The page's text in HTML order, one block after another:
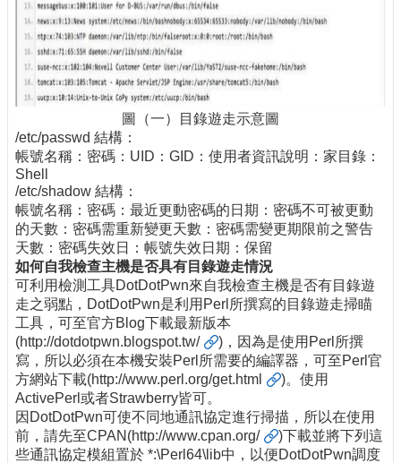
題
報
導
技
術
壇
產
業
專
欄
圖（一）目錄遊走示意圖
/etc/passwd 結構：
帳號名稱：密碼：UID：GID：使用者資訊說明：家目錄：
Shell
/etc/shadow 結構：
帳號名稱：密碼：最近更動密碼的日期：密碼不可被更動
的天數：密碼需重新變更天數：密碼需變更期限前之警告
天數：密碼失效日：帳號失效日期：保留
如何自我檢查主機是否具有目錄遊走情況
可利用檢測工具DotDotPwn來自我檢查主機是否有目錄遊
走之弱點，DotDotPwn是利用Perl所撰寫的目錄遊走掃瞄
工具，可至官方Blog下載最新版本
(http://dotdotpwn.blogspot.tw/
)，因為是使用Perl所撰
寫，所以必須在本機安裝Perl所需要的編譯器，可至Perl官
方網站下載(http://www.perl.org/get.html
)。使用
ActivePerl或者Strawberry皆可。
因DotDotPwn可使不同地通訊協定進行掃描，所以在使用
前，請先至CPAN(http://www.cpan.org/
)下載並將下列這
些通訊協定模組置於 *:\Perl64\lib中，以便DotDotPwn調度